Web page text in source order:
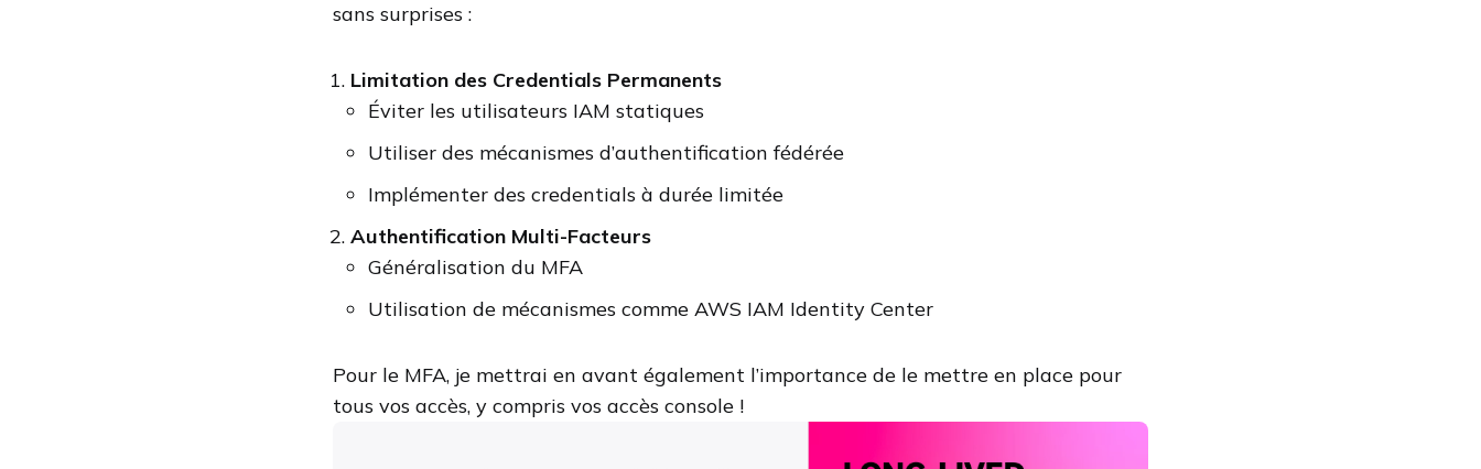
sans surprises :
Limitation des Credentials Permanents
Éviter les utilisateurs IAM statiques
Utiliser des mécanismes d’authentification fédérée
Implémenter des credentials à durée limitée
Authentification Multi-Facteurs
Généralisation du MFA
Utilisation de mécanismes comme AWS IAM Identity Center
Pour le MFA, je mettrai en avant également l’importance de le mettre en place pour
tous vos accès, y compris vos accès console !